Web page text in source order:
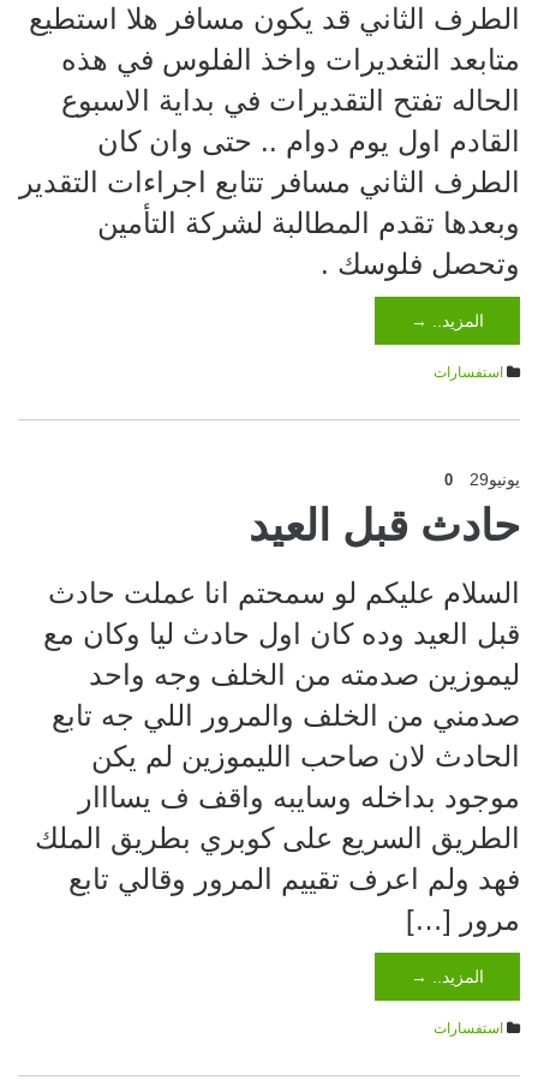
الطرف الثاني قد يكون مسافر هلا استطيع
متابعد التغديرات واخذ الفلوس في هذه
الحاله تفتح التقديرات في بداية الاسبوع
القادم اول يوم دوام .. حتى وان كان
الطرف الثاني مسافر تتابع اجراءات التقدير
وبعدها تقدم المطالبة لشركة التأمين
وتحصل فلوسك .
المزيد.. →
استفسارات
يونيو29
0
حادث قبل العيد
السلام عليكم لو سمحتم انا عملت حادث
قبل العيد وده كان اول حادث ليا وكان مع
ليموزين صدمته من الخلف وجه واحد
صدمني من الخلف والمرور اللي جه تابع
الحادث لان صاحب الليموزين لم يكن
موجود بداخله وسايبه واقف ف يسااار
الطريق السريع على كوبري بطريق الملك
فهد ولم اعرف تقييم المرور وقالي تابع
مرور […]
المزيد.. →
استفسارات